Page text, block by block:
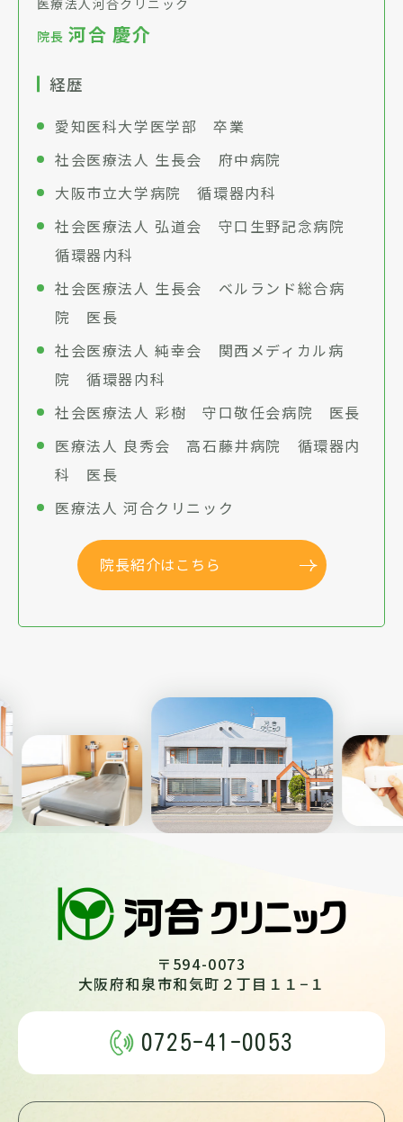
医療法人河合クリニック
院長河合 慶介
経歴
愛知医科大学医学部 卒業
社会医療法人 生長会 府中病院
大阪市立大学病院 循環器内科
社会医療法人 弘道会 守口生野記念病院
循環器内科
社会医療法人 生長会 ベルランド総合病
院 医長
社会医療法人 純幸会 関西メディカル病
院 循環器内科
社会医療法人 彩樹 守口敬任会病院 医長
医療法人 良秀会 高石藤井病院 循環器内
科 医長
医療法人 河合クリニック
院長紹介はこちら
Previous Next
〒594-0073
大阪府和泉市和気町２丁目１１−１
0725-41-0053